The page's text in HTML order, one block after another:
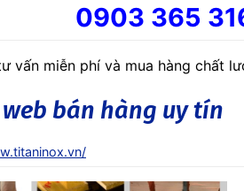
0903 365
vấn miễn phí và mua hàng chất
bán hàng uy tín